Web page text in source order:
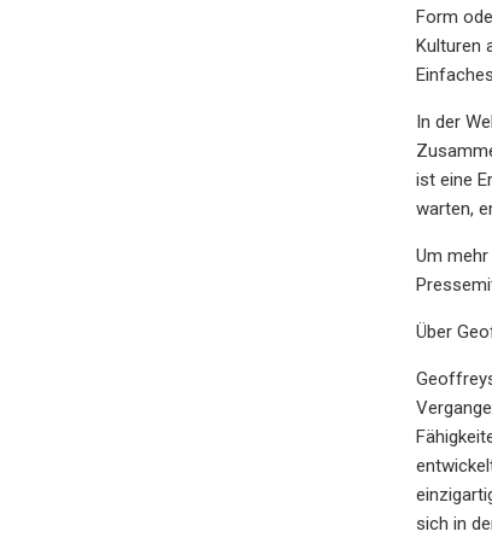
Form
Kulturen
In der
ist eine
warten,
Um
Über
sich in